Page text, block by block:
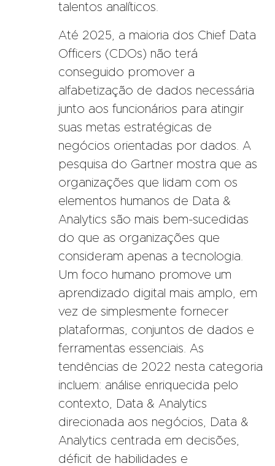
talentos analíticos.
Até 2025, a maioria dos Chief Data
Officers (CDOs) não terá
conseguido promover a
alfabetização de dados necessária
junto aos funcionários para atingir
suas metas estratégicas de
negócios orientadas por dados. A
pesquisa do Gartner mostra que as
organizações que lidam com os
elementos humanos de Data &
Analytics são mais bem-sucedidas
do que as organizações que
consideram apenas a tecnologia.
Um foco humano promove um
aprendizado digital mais amplo, em
vez de simplesmente fornecer
plataformas, conjuntos de dados e
ferramentas essenciais. As
tendências de 2022 nesta categoria
incluem: análise enriquecida pelo
contexto, Data & Analytics
direcionada aos negócios, Data &
Analytics centrada em decisões,
déficit de habilidades e